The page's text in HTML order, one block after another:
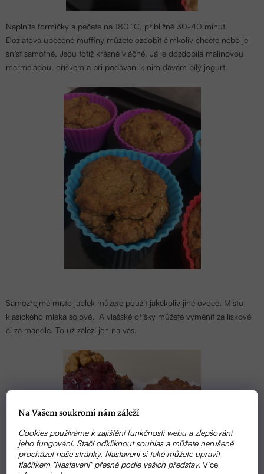
Na Vašem soukromí nám záleží
Cookies používáme k zajištění funkčnosti webu a zlepšování
jeho fungování. Stačí odkliknout souhlas a můžete nerušeně
procházet naše stránky. Nastavení si také můžete upravit
tlačítkem "Nastavení" přesně podle vašich představ.Více
Naplníte formičky a pečete na 180 °C, přibližně 30-40 minut.
Dozlatova upečené muffiny můžete ozdobit čímkoliv chcete nebo je
sníst samotné. Jsou totiž krásně vláčné. Já je dozdobila malinovou
marmeládou, oříškem a při podávání k nim dávám bílý jogurt.
Samozřejmě místo jablek můžete použít jakékoliv jiné ovoce. Místo
klasického mléka sójové. A vlašské oříšky můžete vyměnit za lískové
či za mandle. To už záleží jen na vás.